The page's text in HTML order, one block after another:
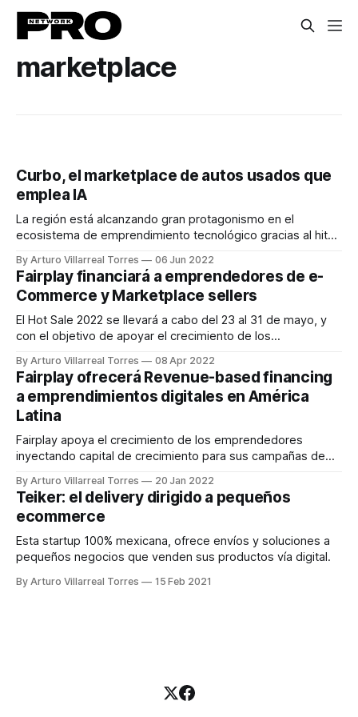
marketplace
Curbo, el marketplace de autos usados que
emplea IA
La región está alcanzando gran protagonismo en el
ecosistema de emprendimiento tecnológico gracias al hito
del año pasado por Curbo, el marketplace de autos usados
nacida en República Dominicana y con operaciones en
México y Colombia. La startup nació
By Arturo Villarreal Torres 06 Jun 2022
Fairplay financiará a emprendedores de e-
Commerce y Marketplace sellers
El Hot Sale 2022 se llevará a cabo del 23 al 31 de mayo, y
con el objetivo de apoyar el crecimiento de los
se están preparando para las exigencias de esta
temporalidad, Fairplay destinará $500M de pesos en
financiamiento a estas
By Arturo Villarreal Torres 08 Apr 2022
Fairplay ofrecerá Revenue-based financing
a emprendimientos digitales en América
Latina
Fairplay apoya el crecimiento de los emprendedores
inyectando capital de crecimiento para sus campañas de
flexible, rápido, justo, simple e inteligente.
By Arturo Villarreal Torres 20 Jan 2022
Teiker: el delivery dirigido a pequeños
ecommerce
Esta startup 100% mexicana, ofrece envíos y soluciones a
pequeños negocios que venden sus productos vía digital.
By Arturo Villarreal Torres 15 Feb 2021